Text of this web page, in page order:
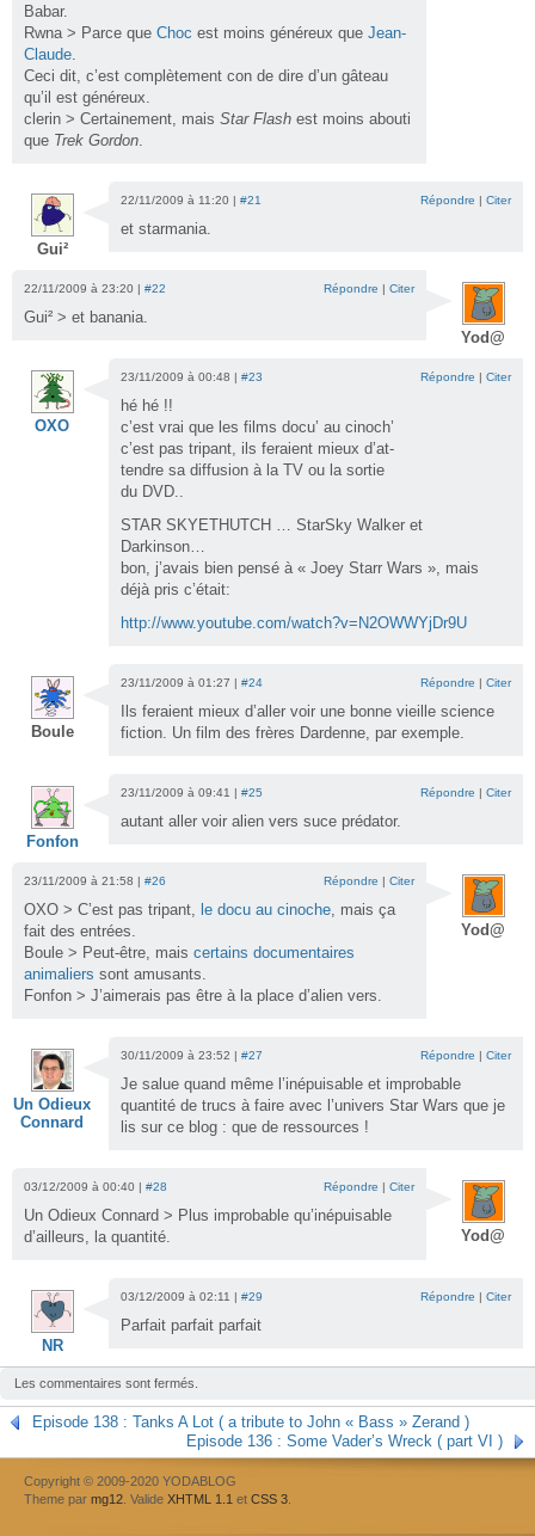
Babar.
Rwna > Parce que Choc est moins généreux que Jean-
Claude
Ceci dit, c’est complètement con de dire d’un gâteau
qu’il est généreux.
clerin > Certainement, mais Star Flash est moins abouti
que Trek Gordon
Gui²
22/11/2009 à 11:20 | #21 Répondre | Citer
et starmania.
Yod@
22/11/2009 à 23:20 | #22 Répondre | Citer
Gui² > et banania.
OXO
23/11/2009 à 00:48 | #23 Répondre | Citer
hé hé !!
c’est vrai que les films docu’ au cinoch’
c’est pas tripant, ils feraient mieux d’at-
tendre sa diffusion à la TV ou la sortie
du DVD..
STAR SKYETHUTCH … StarSky Walker et
Darkinson…
bon, j’avais bien pensé à « Joey Starr Wars », mais
déjà pris c’était:
http://www.youtube.com/watch?v=N2OWWYjDr9U
Boule
23/11/2009 à 01:27 | #24 Répondre | Citer
Ils feraient mieux d’aller voir une bonne vieille science
fiction. Un film des frères Dardenne, par exemple.
Fonfon
23/11/2009 à 09:41 | #25 Répondre | Citer
autant aller voir alien vers suce prédator.
Yod@
23/11/2009 à 21:58 | #26 Répondre | Citer
OXO > C’est pas tripant, le docu au cinoche , mais ça
fait des entrées.
Boule > Peut-être, mais certains documentaires
animaliers sont amusants.
Fonfon > J’aimerais pas être à la place d’alien vers.
Un Odieux
Connard
30/11/2009 à 23:52 | #27 Répondre | Citer
Je salue quand même l’inépuisable et improbable
quantité de trucs à faire avec l’univers Star Wars que je
lis sur ce blog : que de ressources !
Yod@
03/12/2009 à 00:40 | #28 Répondre | Citer
Un Odieux Connard > Plus improbable qu’inépuisable
d’ailleurs, la quantité.
NR
03/12/2009 à 02:11 | #29 Répondre | Citer
Parfait parfait parfait
Les commentaires sont fermés.
Episode 138 : Tanks A Lot ( a tribute to John « Bass » Zerand )
Episode 136 : Some Vader’s Wreck ( part VI )
Copyright © 2009-2020 YODABLOG
Theme par mg12 . Valide XHTML 1.1 et CSS 3